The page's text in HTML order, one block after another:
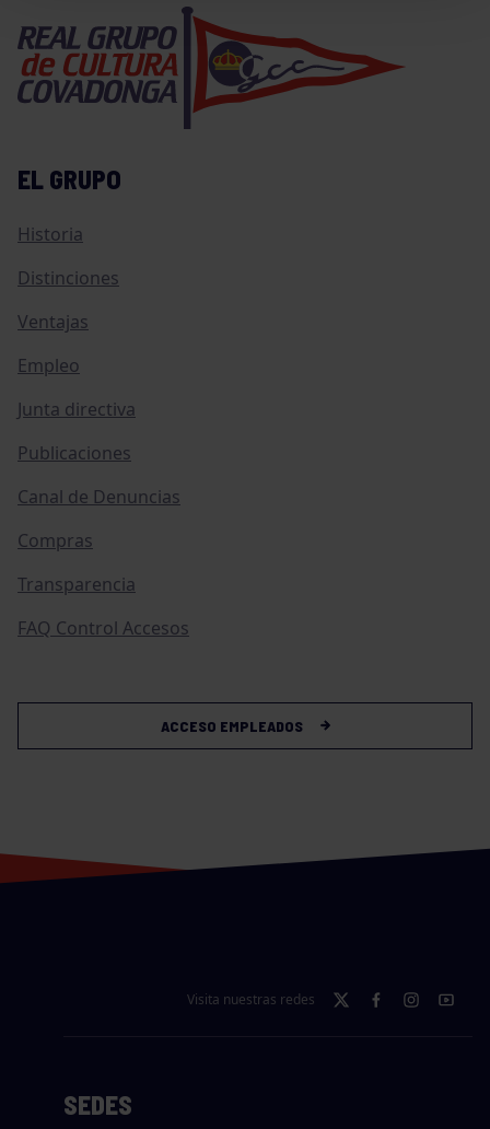
EL GRUPO
Historia
Distinciones
Ventajas
Empleo
Junta directiva
Publicaciones
Canal de Denuncias
Compras
Transparencia
FAQ Control Accesos
ACCESO EMPLEADOS
Visita nuestras redes
SEDES